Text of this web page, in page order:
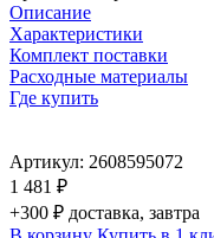
Описание
Характеристики
Комплект поставки
Расходные материалы
Где купить
Артикул: 2608595072
1 481 ₽
+300 ₽ доставка, завтра